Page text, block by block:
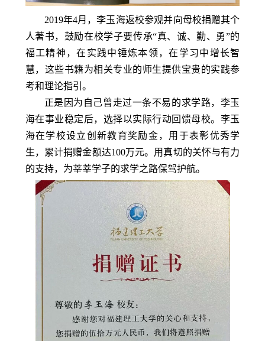
2019年4月，李玉海返校参观并向母校捐赠其个
人著书，鼓励在校学子要传承“真、诚、勤、勇”的
福工精神，在实践中锤炼本领，在学习中增长智
慧，这些书籍为相关专业的师生提供宝贵的实践参
考和理论指引。
正是因为自己曾走过一条不易的求学路，李玉
海在事业稳定后，选择以实际行动回馈母校。李玉
海在学校设立创新教育奖励金，用于表彰优秀学
生，累计捐赠金额达100万元。用真切的关怀与有力
的支持，为莘莘学子的求学之路保驾护航。